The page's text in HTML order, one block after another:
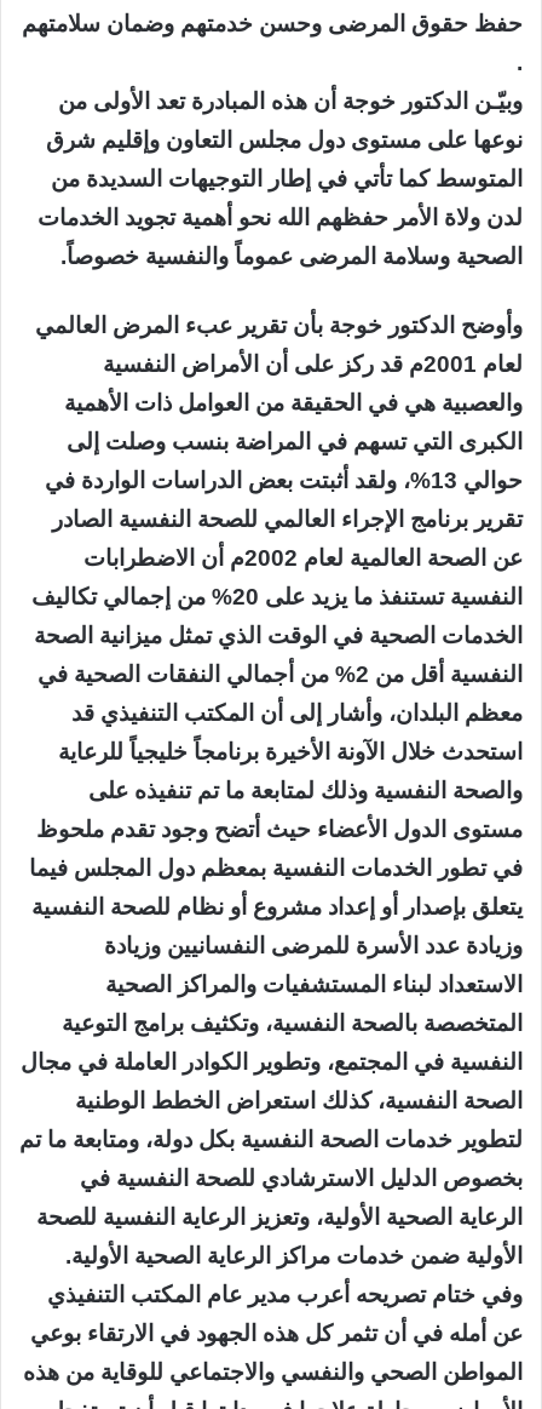
حفظ حقوق المرضى وحسن خدمتهم وضمان سلامتهم
.
وبيّـن الدكتور خوجة أن هذه المبادرة تعد الأولى من
نوعها على مستوى دول مجلس التعاون وإقليم شرق
المتوسط كما تأتي في إطار التوجيهات السديدة من
لدن ولاة الأمر حفظهم الله نحو أهمية تجويد الخدمات
الصحية وسلامة المرضى عموماً والنفسية خصوصاً.
وأوضح الدكتور خوجة بأن تقرير عبء المرض العالمي
لعام 2001م قد ركز على أن الأمراض النفسية
والعصبية هي في الحقيقة من العوامل ذات الأهمية
الكبرى التي تسهم في المراضة بنسب وصلت إلى
حوالي 13%، ولقد أثبتت بعض الدراسات الواردة في
تقرير برنامج الإجراء العالمي للصحة النفسية الصادر
عن الصحة العالمية لعام 2002م أن الاضطرابات
النفسية تستنفذ ما يزيد على 20% من إجمالي تكاليف
الخدمات الصحية في الوقت الذي تمثل ميزانية الصحة
النفسية أقل من 2% من أجمالي النفقات الصحية في
معظم البلدان، وأشار إلى أن المكتب التنفيذي قد
استحدث خلال الآونة الأخيرة برنامجاً خليجياً للرعاية
والصحة النفسية وذلك لمتابعة ما تم تنفيذه على
مستوى الدول الأعضاء حيث أتضح وجود تقدم ملحوظ
في تطور الخدمات النفسية بمعظم دول المجلس فيما
يتعلق بإصدار أو إعداد مشروع أو نظام للصحة النفسية
وزيادة عدد الأسرة للمرضى النفسانيين وزيادة
الاستعداد لبناء المستشفيات والمراكز الصحية
المتخصصة بالصحة النفسية، وتكثيف برامج التوعية
النفسية في المجتمع، وتطوير الكوادر العاملة في مجال
الصحة النفسية، كذلك استعراض الخطط الوطنية
لتطوير خدمات الصحة النفسية بكل دولة، ومتابعة ما تم
بخصوص الدليل الاسترشادي للصحة النفسية في
الرعاية الصحية الأولية، وتعزيز الرعاية النفسية للصحة
الأولية ضمن خدمات مراكز الرعاية الصحية الأولية.
وفي ختام تصريحه أعرب مدير عام المكتب التنفيذي
عن أمله في أن تثمر كل هذه الجهود في الارتقاء بوعي
المواطن الصحي والنفسي والاجتماعي للوقاية من هذه